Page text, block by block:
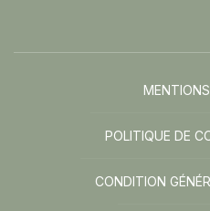
POLITIQUE DE
CONDITION